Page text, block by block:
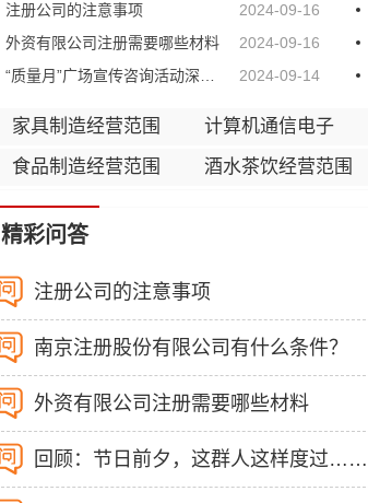
注册公司的注意事项 2024-09-16
外资有限公司注册需要哪些材料
2024-09-16
2024-09-14
家具制造经营范围 计算机通信电子
食品制造经营范围
酒水茶饮经营范围
服装服饰经营范围
造纸制品经营范围
煤油气经营范围
化学原料制品范围
橡胶塑料经营范围
黑色金属经营范围
通用设备制营范围
铁路船舶航空制造
专用设备经营范围
电气机械器材范围
仪器仪表经营范围
其他制造业范围
精彩问答
注册公司的注意事项
南京注册股份有限公司有什么条件？
外资有限公司注册需要哪些材料
回顾：节日前夕，这群人这样度过……